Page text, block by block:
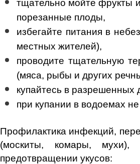
тщательно мойте фрукты
порезанные плоды,
избегайте питания в
местных жителей),
проводите тщательную
(мяса, рыбы и других
купайтесь в разрешенных
при купании в водоемах
Профилактика инфекций,
(москиты, комары,
предотвращении укусов: